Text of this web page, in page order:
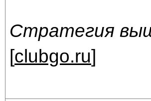
Стратегия
[clubgo.ru]